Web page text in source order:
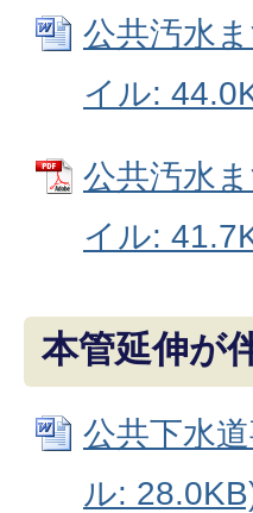
公共汚水
イル:
公共汚水
イル:
本管延伸が
公共下水
ル: